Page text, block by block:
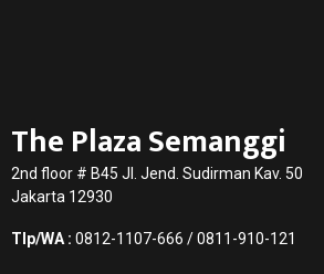
The Plaza Semanggi
2nd floor # B45 Jl. Jend. Sudirman Kav. 50
Jakarta 12930
Tlp/WA : 0812-1107-666 / 0811-910-121